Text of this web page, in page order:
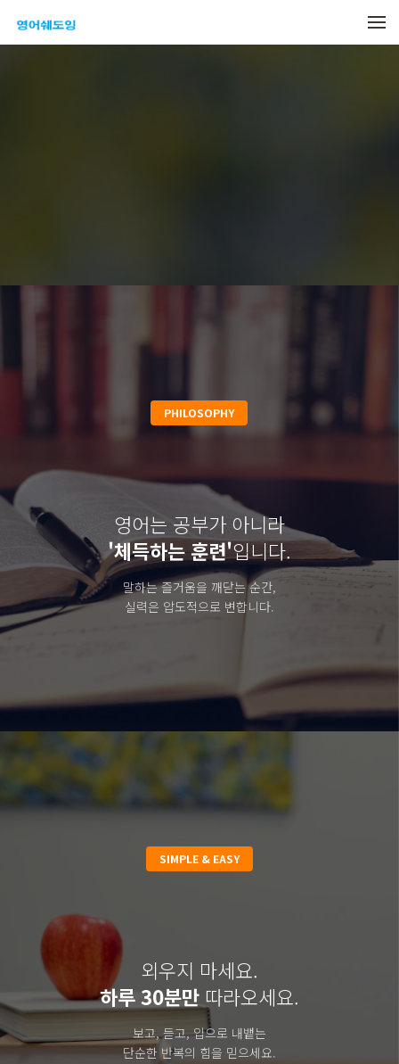
PHILOSOPHY
영어는 공부가 아니라
'체득하는 훈련'입니다.
말하는 즐거움을 깨닫는 순간,
실력은 압도적으로 변합니다.
SIMPLE & EASY
외우지 마세요.
하루 30분만따라오세요.
보고, 듣고, 입으로 내뱉는
단순한 반복의 힘을 믿으세요.